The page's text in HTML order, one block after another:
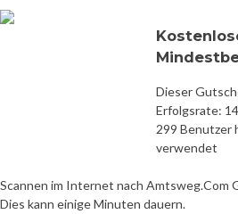
Dieser
Erfolgsrate:
299 Benutzer
verwendet
Scannen im Internet nach Amtsweg.Com
Dies kann einige Minuten dauern.